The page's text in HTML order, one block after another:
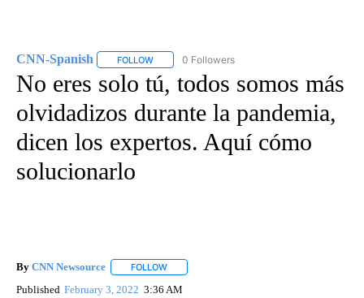
CNN-Spanish FOLLOW FOLLOW "CNN-SPANISH" TO RECEIVE
0 Followers
No eres solo tú, todos somos más
olvidadizos durante la pandemia,
dicen los expertos. Aquí cómo
solucionarlo
By CNN Newsource FOLLOW
Published February 3, 2022 3:36 AM